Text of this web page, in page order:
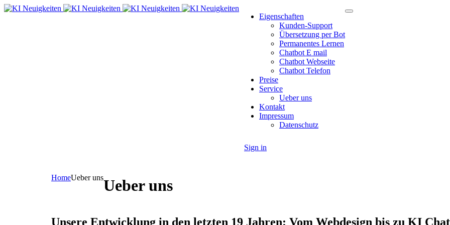
Eigenschaften
Kunden-Support
Übersetzung per Bot
Permanentes Lernen
Chatbot E mail
Chatbot Webseite
Chatbot Telefon
Preise
Service
Ueber uns
Kontakt
Impressum
Datenschutz
Sign in
HomeUeber unsUeber uns
Unsere Entwicklung in den letzten 19 Jahren: Vom Webdesign bis zu KI